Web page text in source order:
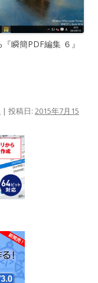
瞬簡PDF編集 ６』
| 投稿日: 2015年7月15